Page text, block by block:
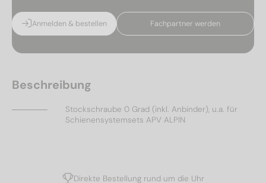
Anmelden & bestellen Fachpartner werden
Beschreibung
Stockschraube 0 Grad (inkl. Anbinder), u.a. für
Schienensystemsets APV ALPIN
Direkte Bestellung rund um die Uhr